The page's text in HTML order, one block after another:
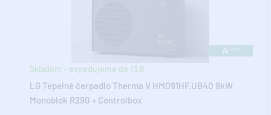
Skladom - expedujeme do 13.8.
LG Tepelné čerpadlo Therma V HM091HF.UB40 9kW
Monoblok R290 + Controlbox